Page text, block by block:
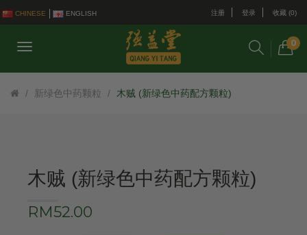
CHINESE ENGLISH 注册 登录 收藏 (0)
0
新绿色中药颗粒 木贼 (新绿色中药配方颗粒)
木贼 (新绿色中药配方颗粒)
RM52.00